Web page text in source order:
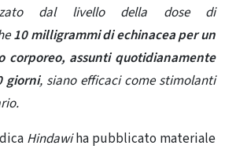
dal livello della dose di
10 milligrammi di echinacea per un
corporeo, assunti quotidianamente
giorni, siano efficaci come stimolanti
Hindawiha pubblicato materiale